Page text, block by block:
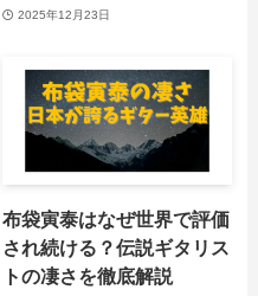
2025年12月23日
布袋寅泰はなぜ世界で評価
され続ける？伝説ギタリス
トの凄さを徹底解説